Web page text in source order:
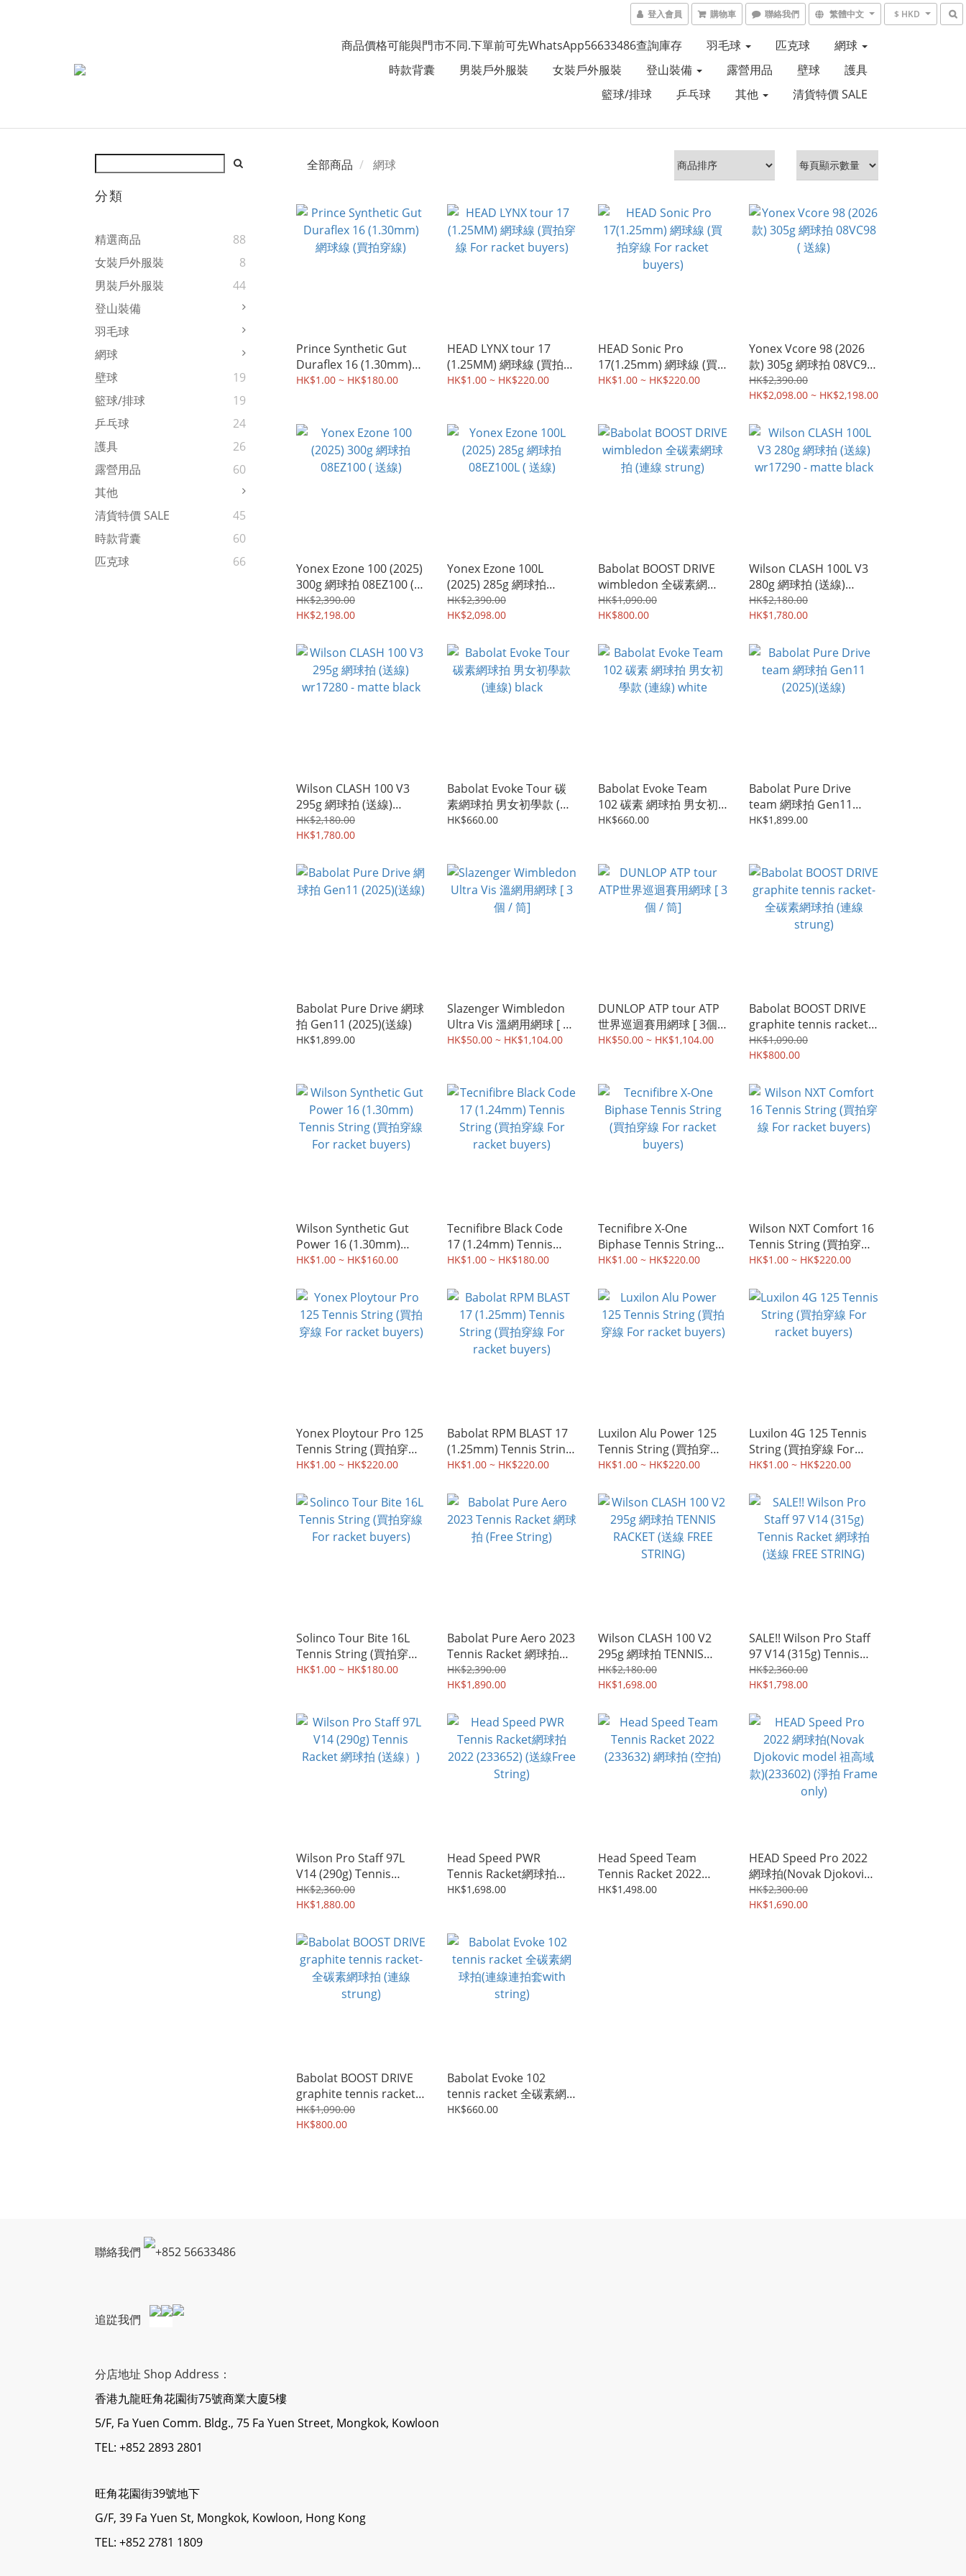
登入會員 購物車 聯絡我們 繁體中文 $ HKD
商品價格可能與門市不同.下單前可先WhatsApp56633486查詢庫存 羽毛球 匹克球
網球
時款背囊
男裝戶外服裝 女裝戶外服裝 登山裝備 露營用品 壁球
護具
籃球/排球
乒乓球 其他 清貨特價 SALE
分類
精選商品
88
女裝戶外服裝
8
男裝戶外服裝
44
登山裝備
羽毛球
網球
壁球
19
籃球/排球
19
乒乓球
24
護具
26
露營用品
60
其他
清貨特價 SALE
45
時款背囊
60
匹克球
66
全部商品 網球
Prince Synthetic Gut
Duraflex 16 (1.30mm)
網球線 (買拍穿線)
HK$1.00 ~ HK$180.00
HEAD LYNX tour 17
(1.25MM) 網球線 (買拍穿
線 For racket buyers)
HK$1.00 ~ HK$220.00
HEAD Sonic Pro
17(1.25mm) 網球線 (買
拍穿線 For racket
HK$1.00 ~ HK$220.00
Yonex Vcore 98 (2026
款) 305g 網球拍 08VC98
( 送線)
HK$2,390.00
HK$2,098.00 ~ HK$2,198.00
Yonex Ezone 100 (2025)
300g 網球拍 08EZ100 (
送線)
HK$2,390.00
HK$2,198.00
Yonex Ezone 100L
(2025) 285g 網球拍
08EZ100L ( 送線)
HK$2,390.00
HK$2,098.00
Babolat BOOST DRIVE
wimbledon 全碳素網球
拍 (連線 strung)
HK$1,090.00
HK$800.00
Wilson CLASH 100L V3
280g 網球拍 (送線)
wr17290 - matte black
HK$2,180.00
HK$1,780.00
Wilson CLASH 100 V3
295g 網球拍 (送線)
wr17280 - matte black
HK$2,180.00
HK$1,780.00
Babolat Evoke Tour 碳
素網球拍 男女初學款 (連
線) black
HK$660.00
Babolat Evoke Team
102 碳素 網球拍 男女初
學款 (連線) white
HK$660.00
Babolat Pure Drive
team 網球拍 Gen11
(2025)(送線)
HK$1,899.00
Babolat Pure Drive 網球
拍 Gen11 (2025)(送線)
HK$1,899.00
Slazenger Wimbledon
Ultra Vis 溫網用網球 [ 3
個 / 筒]
HK$50.00 ~ HK$1,104.00
DUNLOP ATP tour ATP
世界巡迴賽用網球 [ 3個 /
筒]
HK$50.00 ~ HK$1,104.00
Babolat BOOST DRIVE
graphite tennis racket-
全碳素網球拍 (連線
strung)
HK$1,090.00
HK$800.00
Wilson Synthetic Gut
Power 16 (1.30mm)
Tennis String (買拍穿線
HK$1.00 ~ HK$160.00
Tecnifibre Black Code
17 (1.24mm) Tennis
String (買拍穿線 For
HK$1.00 ~ HK$180.00
Tecnifibre X-One
Biphase Tennis String
(買拍穿線 For racket
HK$1.00 ~ HK$220.00
Wilson NXT Comfort 16
Tennis String (買拍穿線
For racket buyers)
HK$1.00 ~ HK$220.00
Yonex Ploytour Pro 125
Tennis String (買拍穿線
For racket buyers)
HK$1.00 ~ HK$220.00
Babolat RPM BLAST 17
(1.25mm) Tennis String
(買拍穿線 For racket
HK$1.00 ~ HK$220.00
Luxilon Alu Power 125
Tennis String (買拍穿線
For racket buyers)
HK$1.00 ~ HK$220.00
Luxilon 4G 125 Tennis
String (買拍穿線 For
racket buyers)
HK$1.00 ~ HK$220.00
Solinco Tour Bite 16L
Tennis String (買拍穿線
For racket buyers)
HK$1.00 ~ HK$180.00
Babolat Pure Aero 2023
Tennis Racket 網球拍
(Free String)
HK$2,390.00
HK$1,890.00
Wilson CLASH 100 V2
295g 網球拍 TENNIS
RACKET (送線 FREE
STRING)
HK$2,180.00
HK$1,698.00
SALE!! Wilson Pro Staff
97 V14 (315g) Tennis
Racket 網球拍 (送線
FREE STRING)
HK$2,360.00
HK$1,798.00
Wilson Pro Staff 97L
V14 (290g) Tennis
Racket 網球拍 (送線）)
HK$2,360.00
HK$1,880.00
Head Speed PWR
Tennis Racket網球拍
2022 (233652) (送線Free
HK$1,698.00
Head Speed Team
Tennis Racket 2022
(233632) 網球拍 (空拍)
HK$1,498.00
HEAD Speed Pro 2022
網球拍(Novak Djokovic
model 祖高域款)
(233602) (淨拍 Frame
HK$2,300.00
HK$1,690.00
Babolat BOOST DRIVE
graphite tennis racket-
全碳素網球拍 (連線
strung)
HK$1,090.00
HK$800.00
Babolat Evoke 102
tennis racket 全碳素網
球拍(連線連拍套with
HK$660.00
聯絡我們 +852 56633486
追踨我們
分店地址 Shop Address：
香港九龍旺角花園街75號商業大廈5樓
5/F, Fa Yuen Comm. Bldg., 75 Fa Yuen Street, Mongkok, Kowloon
TEL: +852 2893 2801
旺角花園街39號地下
G/F, 39 Fa Yuen St, Mongkok, Kowloon, Hong Kong
TEL: +852 2781 1809